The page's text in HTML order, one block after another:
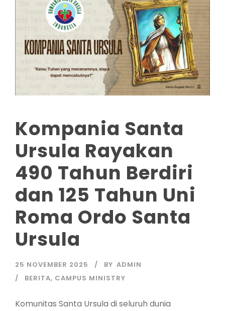
Kompania Santa
Ursula Rayakan
490 Tahun Berdiri
dan 125 Tahun Uni
Roma Ordo Santa
Ursula
25 NOVEMBER 2025 BY ADMIN
BERITA, CAMPUS MINISTRY
Komunitas Santa Ursula di seluruh dunia